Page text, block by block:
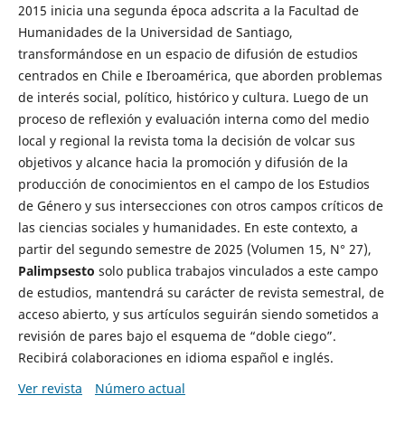
2015 inicia una segunda época adscrita a la Facultad de
Humanidades de la Universidad de Santiago,
transformándose en un espacio de difusión de estudios
centrados en Chile e Iberoamérica, que aborden problemas
de interés social, político, histórico y cultura. Luego de un
proceso de reflexión y evaluación interna como del medio
local y regional la revista toma la decisión de volcar sus
objetivos y alcance hacia la promoción y difusión de la
producción de conocimientos en el campo de los Estudios
de Género y sus intersecciones con otros campos críticos de
las ciencias sociales y humanidades. En este contexto, a
partir del segundo semestre de 2025 (Volumen 15, N° 27),
Palimpsesto solo publica trabajos vinculados a este campo
de estudios, mantendrá su carácter de revista semestral, de
acceso abierto, y sus artículos seguirán siendo sometidos a
revisión de pares bajo el esquema de “doble ciego”.
Recibirá colaboraciones en idioma español e inglés.
Ver revista
Número actual